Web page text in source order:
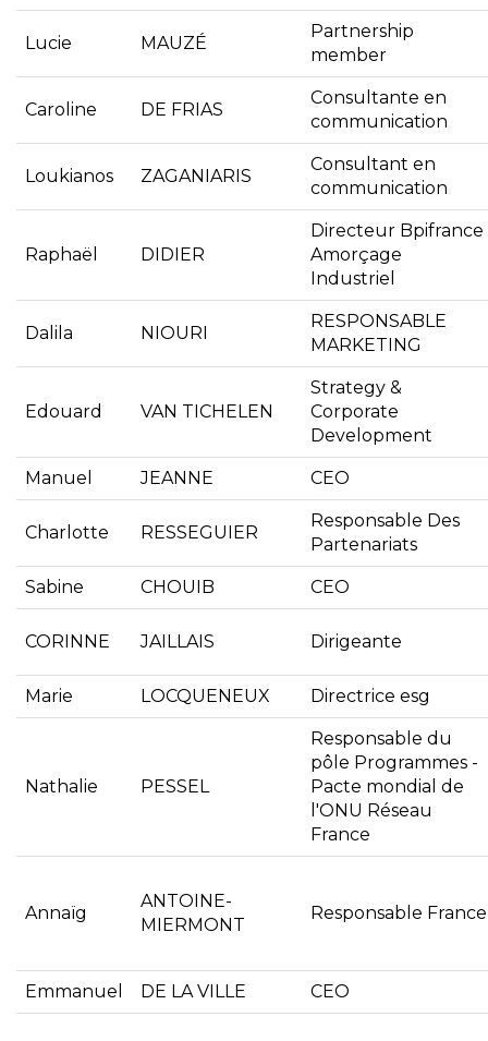
Lucie MAUZÉ
Partnership
member
Caroline DE FRIAS
Consultante en
communication
Loukianos ZAGANIARIS
Consultant en
communication
Raphaël DIDIER
Directeur Bpifrance
Amorçage
Industriel
Dalila NIOURI
RESPONSABLE
MARKETING
Edouard VAN TICHELEN
Strategy &
Corporate
Development
Manuel JEANNE CEO
Charlotte RESSEGUIER
Responsable Des
Partenariats
Sabine CHOUIB CEO
CORINNE JAILLAIS Dirigeante
Marie LOCQUENEUX Directrice esg
Nathalie PESSEL
Responsable du
pôle Programmes -
Pacte mondial de
l'ONU Réseau
France
Annaïg
ANTOINE-
MIERMONT
Responsable France
Emmanuel DE LA VILLE CEO